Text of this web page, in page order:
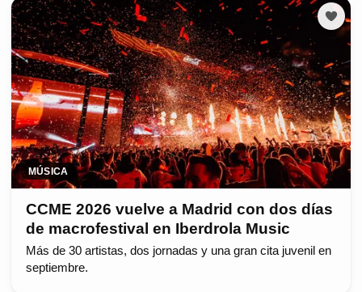
MÚSICA
CCME 2026 vuelve a Madrid con dos días
de macrofestival en Iberdrola Music
Más de 30 artistas, dos jornadas y una gran cita juvenil en
septiembre.